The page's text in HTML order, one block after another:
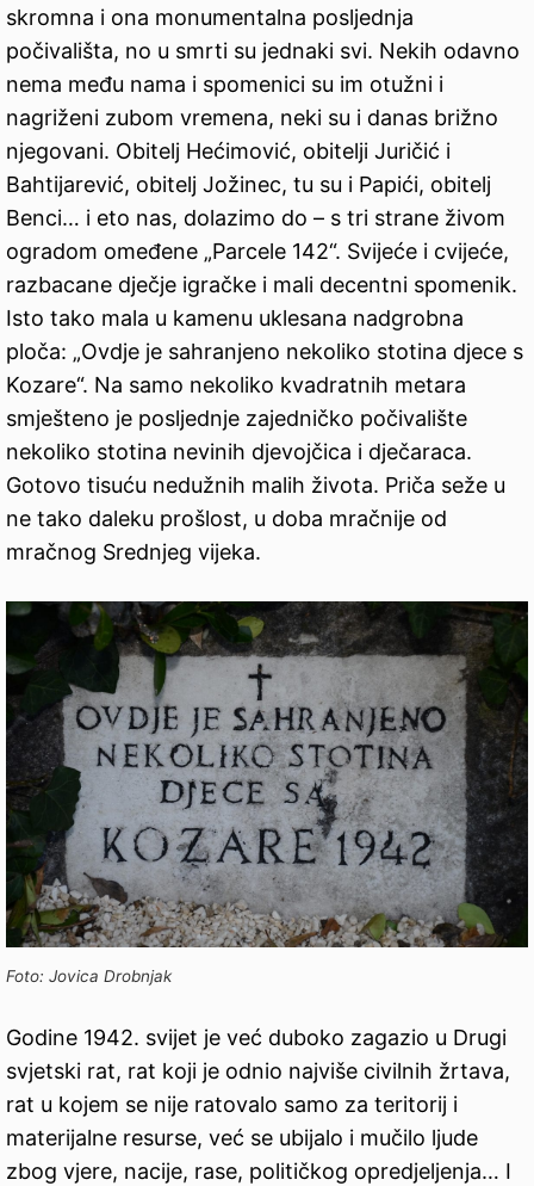
skromna i ona monumentalna posljednja
počivališta, no u smrti su jednaki svi. Nekih odavno
nema među nama i spomenici su im otužni i
nagriženi zubom vremena, neki su i danas brižno
njegovani. Obitelj Hećimović, obitelji Juričić i
Bahtijarević, obitelj Jožinec, tu su i Papići, obitelj
Benci… i eto nas, dolazimo do – s tri strane živom
ogradom omeđene „Parcele 142“. Svijeće i cvijeće,
razbacane dječje igračke i mali decentni spomenik.
Isto tako mala u kamenu uklesana nadgrobna
ploča: „Ovdje je sahranjeno nekoliko stotina djece s
Kozare“. Na samo nekoliko kvadratnih metara
smješteno je posljednje zajedničko počivalište
nekoliko stotina nevinih djevojčica i dječaraca.
Gotovo tisuću nedužnih malih života. Priča seže u
ne tako daleku prošlost, u doba mračnije od
mračnog Srednjeg vijeka.
Foto: Jovica Drobnjak
Godine 1942. svijet je već duboko zagazio u Drugi
svjetski rat, rat koji je odnio najviše civilnih žrtava,
rat u kojem se nije ratovalo samo za teritorij i
materijalne resurse, već se ubijalo i mučilo ljude
zbog vjere, nacije, rase, političkog opredjeljenja… I